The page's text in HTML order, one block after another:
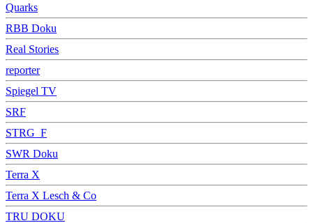
Quarks
RBB Doku
Real Stories
reporter
Spiegel TV
SRF
STRG_F
SWR Doku
Terra X
Terra X Lesch & Co
TRU DOKU